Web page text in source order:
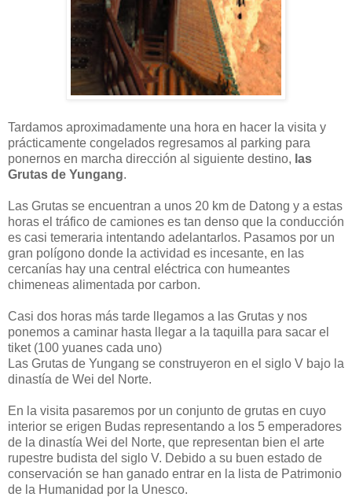
Tardamos aproximadamente una hora en hacer la visita y
prácticamente congelados regresamos al parking para
ponernos en marcha dirección al siguiente destino, las
Grutas de Yungang.
Las Grutas se encuentran a unos 20 km de Datong y a estas
horas el tráfico de camiones es tan denso que la conducción
es casi temeraria intentando adelantarlos. Pasamos por un
gran polígono donde la actividad es incesante, en las
cercanías hay una central eléctrica con humeantes
chimeneas alimentada por carbon.
Casi dos horas más tarde llegamos a las Grutas y nos
ponemos a caminar hasta llegar a la taquilla para sacar el
tiket (100 yuanes cada uno)
Las Grutas de Yungang se construyeron en el siglo V bajo la
dinastía de Wei del Norte.
En la visita pasaremos por un conjunto de grutas en cuyo
interior se erigen Budas representando a los 5 emperadores
de la dinastía Wei del Norte, que representan bien el arte
rupestre budista del siglo V. Debido a su buen estado de
conservación se han ganado entrar en la lista de Patrimonio
de la Humanidad por la Unesco.